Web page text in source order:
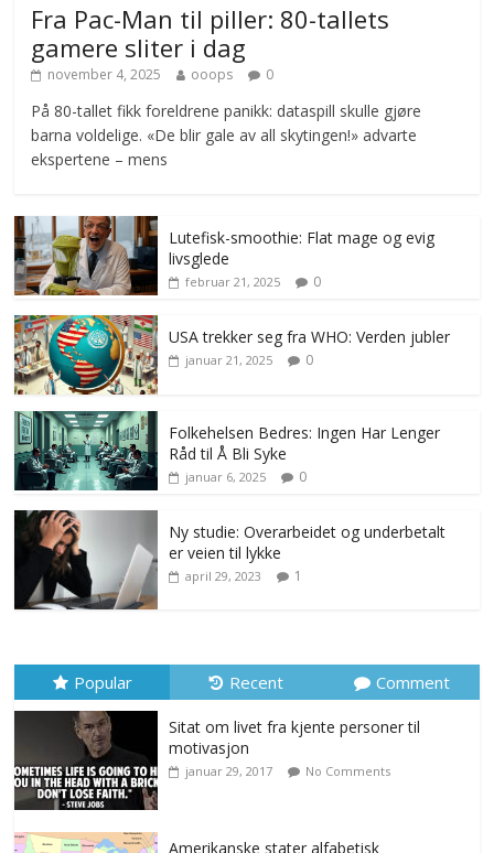
Fra Pac-Man til piller: 80-tallets
gamere sliter i dag
november 4, 2025 ooops 0
På 80-tallet fikk foreldrene panikk: dataspill skulle gjøre
barna voldelige. «De blir gale av all skytingen!» advarte
ekspertene – mens
Lutefisk-smoothie: Flat mage og evig
livsglede
februar 21, 2025 0
USA trekker seg fra WHO: Verden jubler
januar 21, 2025 0
Folkehelsen Bedres: Ingen Har Lenger
Råd til Å Bli Syke
januar 6, 2025 0
Ny studie: Overarbeidet og underbetalt
er veien til lykke
april 29, 2023 1
Popular Recent Comment
Sitat om livet fra kjente personer til
motivasjon
januar 29, 2017 No Comments
Amerikanske stater alfabetisk